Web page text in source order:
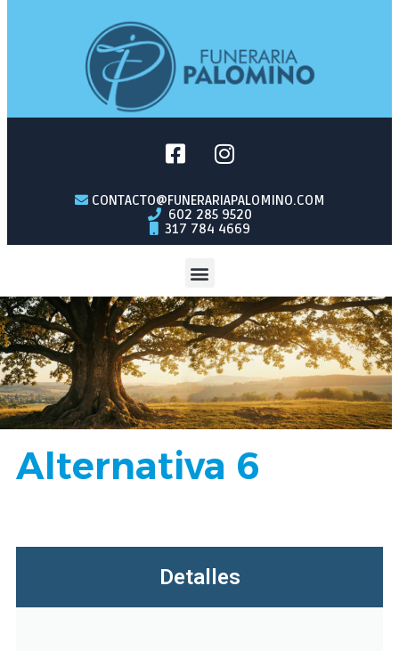
CONTACTO@FUNERARIAPALOMINO.COM
602 285 9520
317 784 4669
Alternativa 6
Detalles